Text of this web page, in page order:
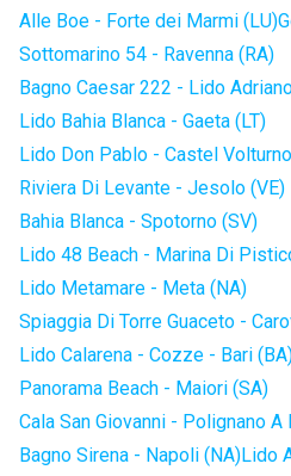
Alle Boe - Forte dei Marmi (LU)
Sottomarino 54 - Ravenna (RA)
Bagno Caesar 222 - Lido
Lido Bahia Blanca - Gaeta (LT)
Lido Don Pablo - Castel
Riviera Di Levante - Jesolo (VE)
Bahia Blanca - Spotorno (SV)
Lido 48 Beach - Marina Di
Lido Metamare - Meta (NA)
Spiaggia Di Torre Guaceto -
Lido Calarena - Cozze - Bari
Panorama Beach - Maiori (SA)
Cala San Giovanni - Polignano A
Bagno Sirena - Napoli (NA)Lido